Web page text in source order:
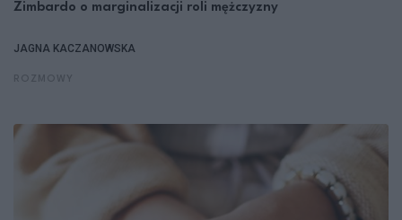
Zimbardo o marginalizacji roli mężczyzny
JAGNA KACZANOWSKA